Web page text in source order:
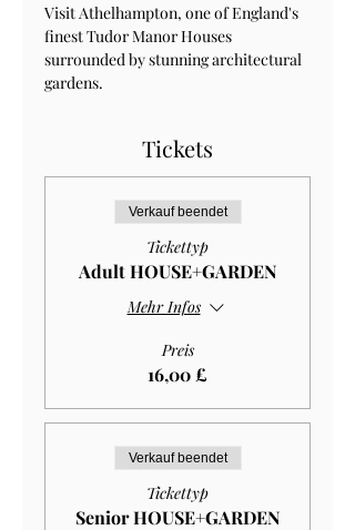
Visit Athelhampton, one of England's
finest Tudor Manor Houses
surrounded by stunning architectural
gardens.
Tickets
Verkauf beendet
Tickettyp
Adult HOUSE+GARDEN
Mehr Infos
Preis
16,00 £
Verkauf beendet
Tickettyp
Senior HOUSE+GARDEN